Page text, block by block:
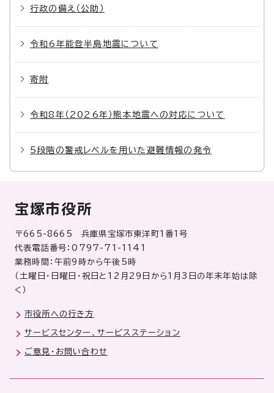
行政の備え（公助）
令和6年能登半島地震について
寄附
令和8年（2026年）熊本地震への対応について
5段階の警戒レベルを用いた避難情報の発令
宝塚市役所
〒665-8665 兵庫県宝塚市東洋町1番1号
代表電話番号：0797-71-1141
業務時間：午前9時から午後5時
（土曜日・日曜日・祝日と12月29日から1月3日の年末年始は除
く）
市役所への行き方
サービスセンター、サービスステーション
ご意見・お問い合わせ